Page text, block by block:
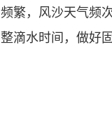
频繁，风沙天气频
整滴水时间，做好